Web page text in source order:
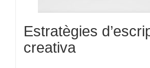
Estratègies
creativa